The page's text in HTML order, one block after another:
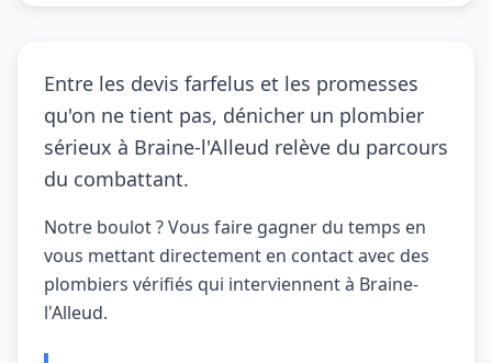
Entre les devis farfelus et les promesses
qu'on ne tient pas, dénicher un plombier
sérieux à Braine-l'Alleud relève du parcours
du combattant.
Notre boulot ? Vous faire gagner du temps en
vous mettant directement en contact avec des
plombiers vérifiés qui interviennent à Braine-
l'Alleud.